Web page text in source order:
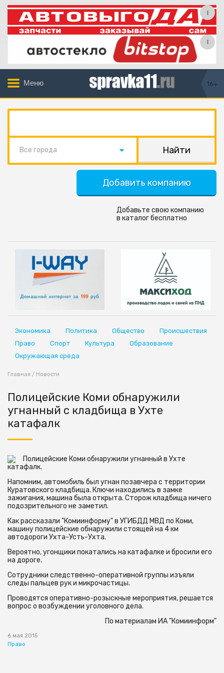
Меню 16+
Все города
Добавить компанию
Добавьте свою компанию
в каталог бесплатно
Экономика Политика Общество
Происшествия
Право
Спорт Культура
Образование
Окружающая среда
Главная / Новости
Полицейские Коми обнаружили
угнанный с кладбища в Ухте
катафалк
Полицейские Коми обнаружили угнанный в Ухте
катафалк.
Напомним, автомобиль был угнан позавчера с территории
Куратовского кладбища. Ключи находились в замке
зажигания, машина была открыта. Сторож кладбища ничего
подозрительного не заметил.
Как рассказали "Комиинформу" в УГИБДД МВД по Коми,
машину полицейские обнаружили стоящей на 4 км
автодороги Ухта-Усть-Ухта.
Вероятно, угонщики покатались на катафалке и бросили его
на дороге.
Сотрудники следственно-оперативной группы изъяли
следы пальцев рук и микрочастицы.
Проводятся оперативно-розыскные мероприятия, решается
вопрос о возбуждении уголовного дела.
По материалам ИА "Комиинформ"
6 мая 2015
Право